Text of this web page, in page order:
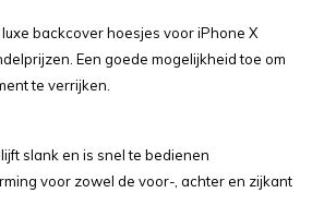
backcover hoesjes voor iPhone X
Een goede mogelijkheid toe om
te verrijken.
slank en is snel te bedienen
voor zowel de voor-, achter en zijkant